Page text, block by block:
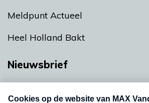
Meldpunt Actueel
Heel Holland Bakt
Nieuwsbrief
nieuwsbrief. Elke vrijdag- en